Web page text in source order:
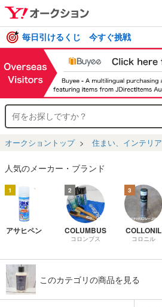
毎日引けるくじ 今すぐ挑戦
オークショントップ 住まい、インテリア
人気のメーカー・ブランド
1
アサヒペン
2
COLUMBUS
コロンブス
3
COLLONIL
コロニル
このカテゴリの商品を見る